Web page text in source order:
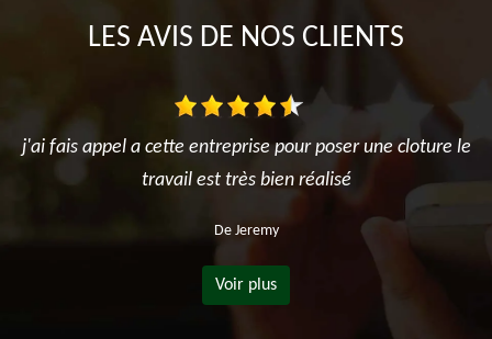
LES AVIS DE NOS CLIENTS
j'ai fais appel a cette entreprise pour poser une cloture le
travail est très bien réalisé
De Jeremy
Voir plus